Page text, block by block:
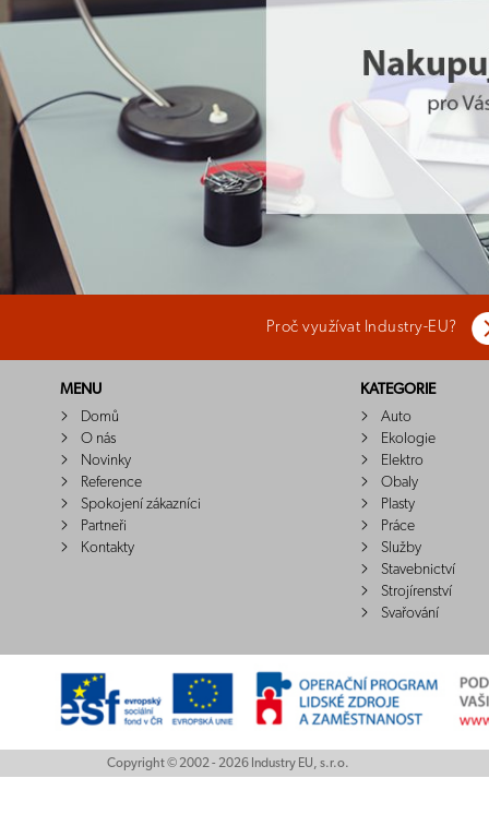
Proč využívat Industry-EU?
MENU
Domů
O nás
Novinky
Reference
Spokojení zákazníci
Partneři
Kontakty
KATEGORIE
Auto
Ekologie
Elektro
Obaly
Plasty
Práce
Služby
Stavebnictví
Strojírenství
Svařování
Copyright © 2002 - 2026 Industry EU, s.r.o.